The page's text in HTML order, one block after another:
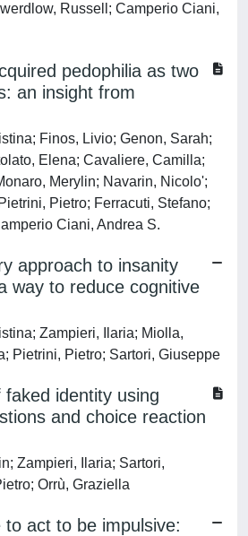
Russell; Camperio Ciani,
pedophilia as two
an insight from
Finos, Livio; Genon, Sarah;
Elena; Cavaliere, Camilla;
Merylin; Navarin, Nicolo';
Pietro; Ferracuti, Stefano;
Ciani, Andrea S.
approach to insanity
way to reduce cognitive
Zampieri, Ilaria; Miolla,
Pietrini, Pietro; Sartori, Giuseppe
identity using
and choice reaction
Zampieri, Ilaria; Sartori,
Orrù, Graziella
to act to be impulsive: